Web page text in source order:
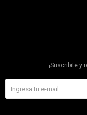
¡Suscribite y